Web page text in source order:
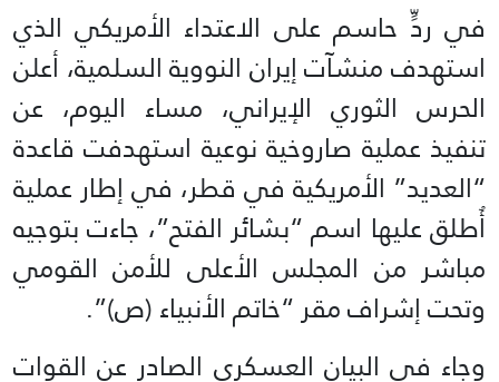
في ردٍّ حاسم على الاعتداء الأمريكي الذي
استهدف منشآت إيران النووية السلمية، أعلن
الحرس الثوري الإيراني، مساء اليوم، عن
تنفيذ عملية صاروخية نوعية استهدفت قاعدة
“العديد” الأمريكية في قطر، في إطار عملية
أُطلق عليها اسم “بشائر الفتح”، جاءت بتوجيه
مباشر من المجلس الأعلى للأمن القومي
وتحت إشراف مقر “خاتم الأنبياء (ص)”.
وجاء في البيان العسكري الصادر عن القوات